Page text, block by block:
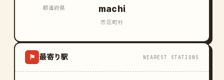
都道府県
machi
市区町村
⚑ 最寄り駅 NEAREST STATIONS